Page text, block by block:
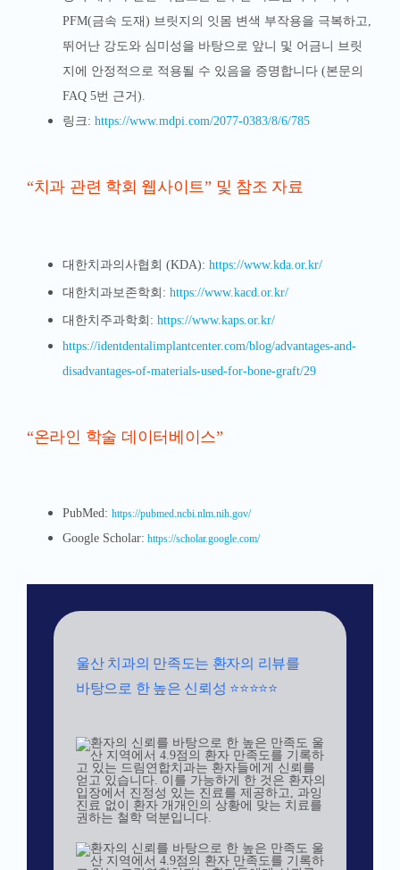
PFM(금속 도재) 브릿지의 잇몸 변색 부작용을 극복하고,
뛰어난 강도와 심미성을 바탕으로 앞니 및 어금니 브릿
지에 안정적으로 적용될 수 있음을 증명합니다 (본문의
FAQ 5번 근거).
링크: https://www.mdpi.com/2077-0383/8/6/785
“치과 관련 학회 웹사이트” 및 참조 자료
대한치과의사협회 (KDA): https://www.kda.or.kr/
대한치과보존학회: https://www.kacd.or.kr/
대한치주과학회: https://www.kaps.or.kr/
https://identdentalimplantcenter.com/blog/advantages-and-
disadvantages-of-materials-used-for-bone-graft/29
“온라인 학술 데이터베이스”
PubMed: https://pubmed.ncbi.nlm.nih.gov/
Google Scholar: https://scholar.google.com/
울산 치과의 만족도는 환자의 리뷰를
바탕으로 한 높은 신뢰성 ⭐⭐⭐⭐⭐